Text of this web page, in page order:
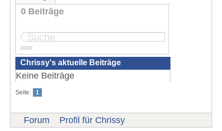
0 Beiträge
Seite:
Chrissy's aktuelle Beiträge
Keine Beiträge
Seite: 1
Forum Profil für Chrissy